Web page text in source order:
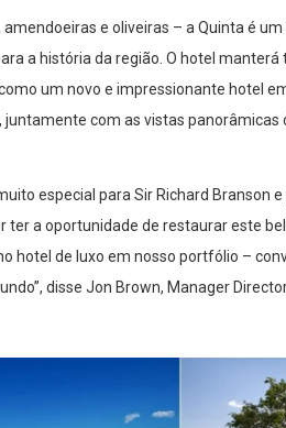
e oliveiras – a Quinta é
a história da região. O hotel manterá
um novo e impressionante hotel
com as vistas panorâmicas
especial para Sir Richard Branson
a oportunidade de restaurar este
hotel de luxo em nosso portfólio –
disse Jon Brown, Manager